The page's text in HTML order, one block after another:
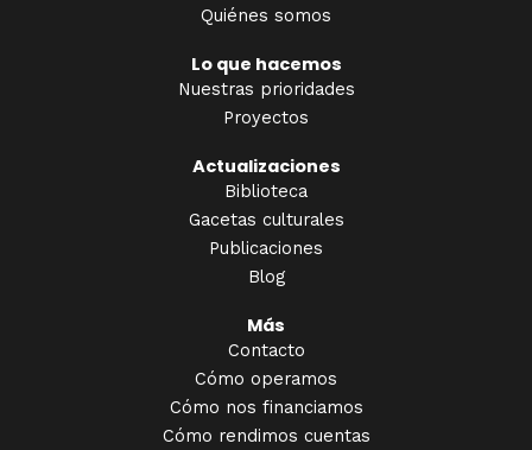
Quiénes somos
Lo que hacemos
Nuestras prioridades
Proyectos
Actualizaciones
Biblioteca
Gacetas culturales
Publicaciones
Blog
Más
Contacto
Cómo operamos
Cómo nos financiamos
Cómo rendimos cuentas